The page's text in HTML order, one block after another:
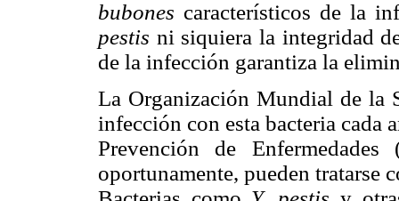
bubones característicos de la
pestis ni siquiera la integridad
de la infección garantiza la
La Organización Mundial de la
infección con esta bacteria cada
Prevención de
oportunamente, pueden tratarse